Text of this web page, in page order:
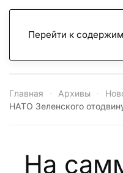
Перейти к
Главная Архивы
НАТО Зеленского
На